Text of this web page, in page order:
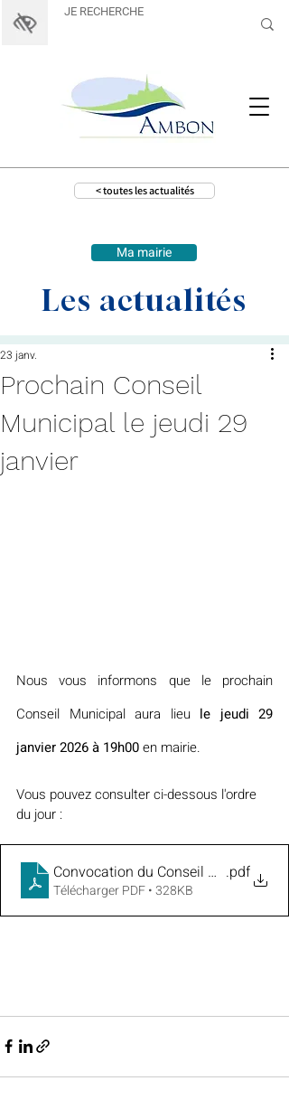
< toutes les actualités
Ma mairie
Les actualités
Prochain Conseil
Municipal le jeudi 29
janvier
23 janv.
Nous vous informons que le prochain
Conseil Municipal aura lieu le jeudi 29
janvier 2026 à 19h00 en mairie.
Vous pouvez consulter ci-dessous l'ordre
du jour :
Convocation du Conseil Municipal du
.pdf
Télécharger PDF • 328KB